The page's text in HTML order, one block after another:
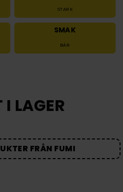
STARK
SMAK
BÄR
I LAGER
FRÅN FUMI